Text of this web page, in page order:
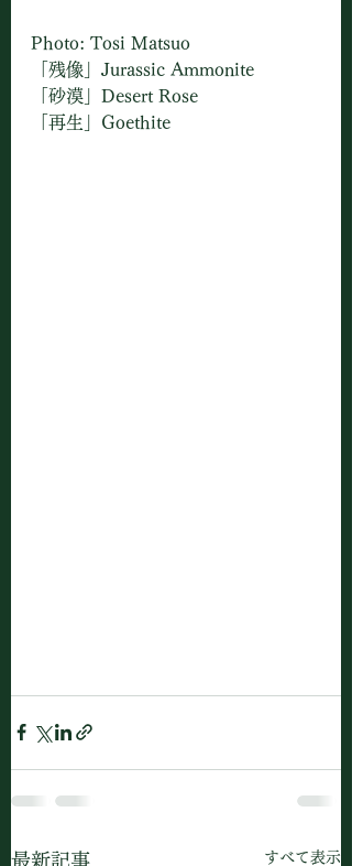
Photo: Tosi Matsuo
「残像」Jurassic Ammonite
「砂漠」Desert Rose
「再生」Goethite
最新記事 すべて表示